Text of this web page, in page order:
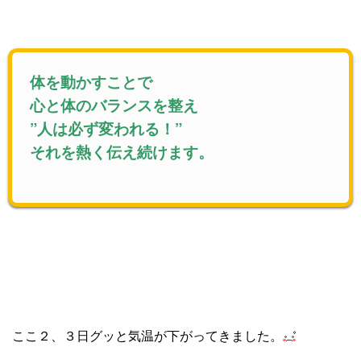
体を動かすことで
心と体のバランスを整え
”人は必ず変われる！”
それを熱く伝え続けます。
ここ２、３日グッと気温が下がってきました。